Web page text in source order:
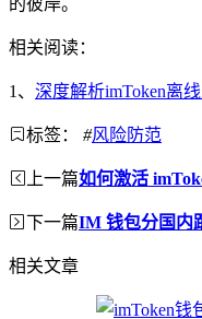
的彼岸。
相关阅读：
1、 深度解析imToken离
标签： #风险防范
上一篇如何激活
下一篇IM 钱包分国内
相关文章